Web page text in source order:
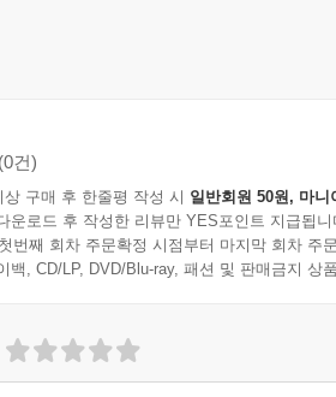
(0건)
상 구매 후 한줄평 작성 시 일반회원 50원, 마니
운로드 후 작성한 리뷰만 YES포인트 지급됩니
번째 회차 주문확정 시점부터 마지막 회차 주
백, CD/LP, DVD/Blu-ray, 패션 및 판매금지 상